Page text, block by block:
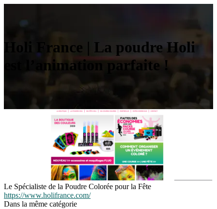
Holi France | La poudre Holi
est l’animation parfaite !
Le Spécialiste de la Poudre Colorée pour la Fête
https://www.holifrance.com/
Dans la même catégorie